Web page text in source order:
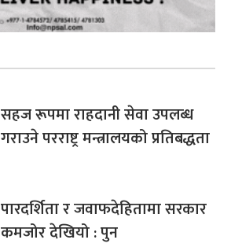
सहज रूपमा राहदानी सेवा उपलब्ध
गराउने परराष्ट्र मन्त्रालयको प्रतिबद्धता
पारदर्शिता र जवाफदेहितामा सरकार
कमजोर देखियो : पुन